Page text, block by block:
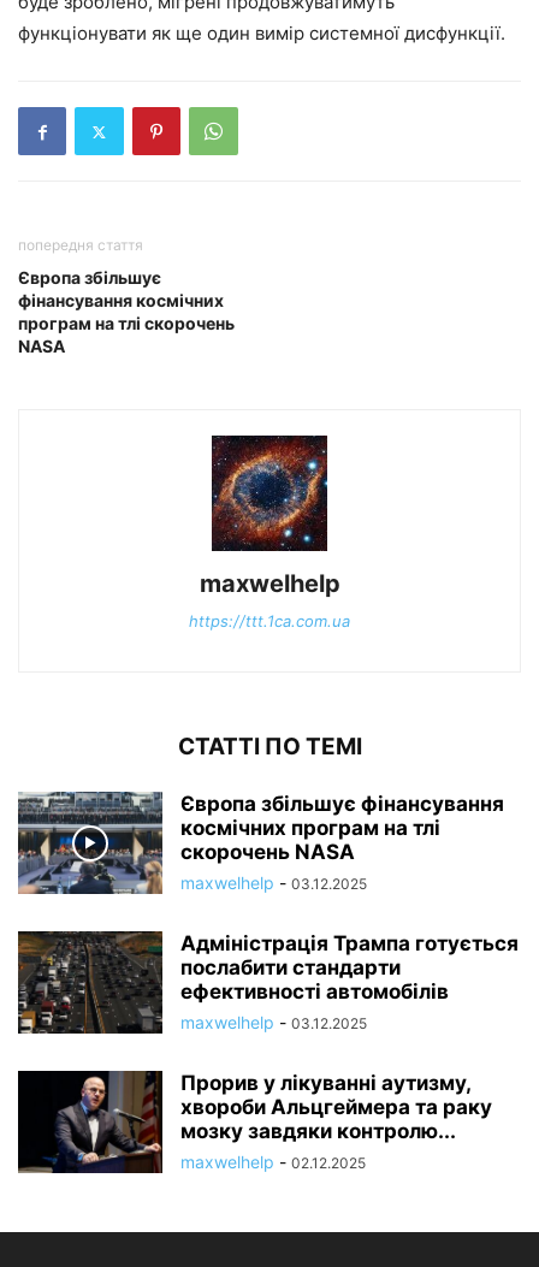
функціонувати як ще один вимір системної дисфункції.
попередня стаття
Європа збільшує
фінансування космічних
програм на тлі скорочень
NASA
maxwelhelp
https://ttt.1ca.com.ua
СТАТТІ ПО ТЕМІ
Європа збільшує фінансування
космічних програм на тлі
скорочень NASA
maxwelhelp - 03.12.2025
Адміністрація Трампа готується
послабити стандарти
ефективності автомобілів
maxwelhelp - 03.12.2025
Прорив у лікуванні аутизму,
хвороби Альцгеймера та раку
мозку завдяки контролю...
maxwelhelp - 02.12.2025